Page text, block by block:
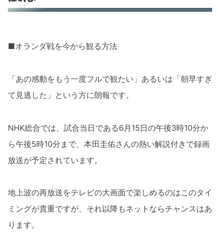
■オランダ戦を今から観る方法
「あの感動をもう一度フルで観たい」あるいは「朝早すぎ
て見逃した」という方に朗報です。
NHK総合では、試合当日である6月15日の午後3時10分か
ら午後5時10分まで、本田圭佑さんの熱い解説付きで録画
放送が予定されています。
地上波の再放送をテレビの大画面で楽しめるのはこのタイ
ミングが貴重ですが、それ以降もネットならチャンスはあ
ります。